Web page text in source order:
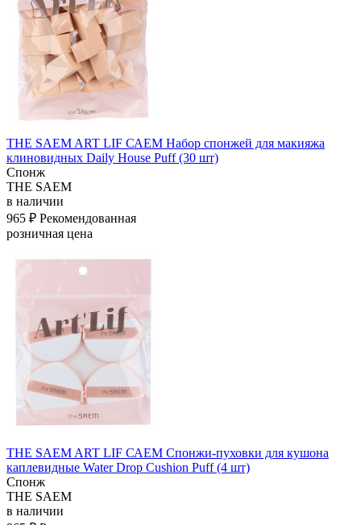
THE SAEM ART LIF САЕМ Набор спонжей для макияжа
клиновидных Daily House Puff (30 шт)
Спонж
THE SAEM
в наличии
965 ₽ Рекомендованная
розничная цена
THE SAEM ART LIF САЕМ Спонжи-пуховки для кушона
каплевидные Water Drop Cushion Puff (4 шт)
Спонж
THE SAEM
в наличии